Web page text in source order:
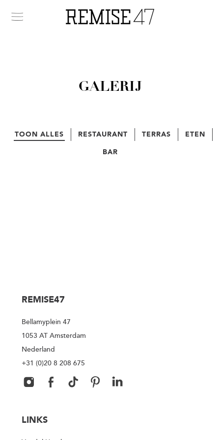
GALERIJ
TOON ALLES RESTAURANT TERRAS
ETEN
BAR
REMISE47
Bellamyplein 47
1053 AT Amsterdam
Nederland
+31 (0)20 8 208 675
LINKS